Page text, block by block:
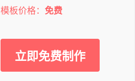
模板价格： 免费
立即免费制作